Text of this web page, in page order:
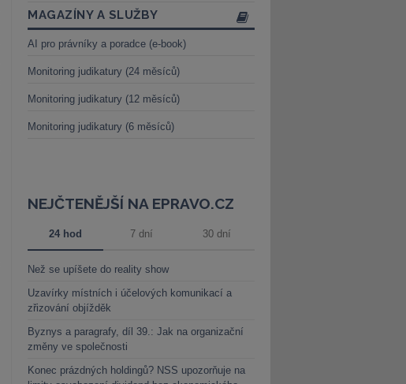
MAGAZÍNY A SLUŽBY
AI pro právníky a poradce (e-book)
Monitoring judikatury (24 měsíců)
Monitoring judikatury (12 měsíců)
Monitoring judikatury (6 měsíců)
NEJČTENĚJŠÍ NA EPRAVO.CZ
24 hod 7 dní 30 dní
Než se upíšete do reality show
Uzavírky místních i účelových komunikací a
zřizování objížděk
Byznys a paragrafy, díl 39.: Jak na organizační
změny ve společnosti
Konec prázdných holdingů? NSS upozorňuje na